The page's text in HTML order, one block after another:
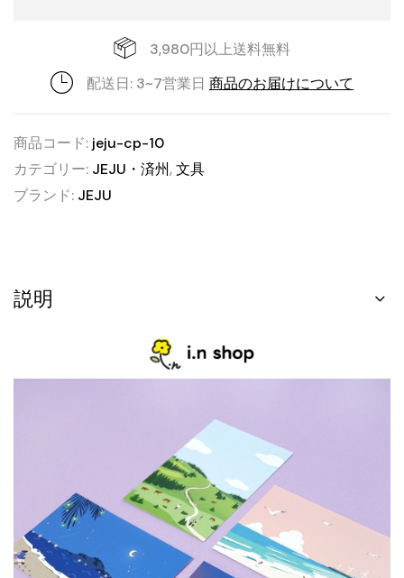
3,980円以上送料無料
配送日: 3~7営業日 商品のお届けについて
商品コード: jeju-cp-10
カテゴリー: JEJU・済州,文具
ブランド: JEJU
説明